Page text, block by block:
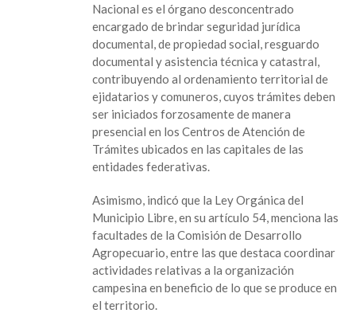
Nacional es el órgano desconcentrado
encargado de brindar seguridad jurídica
documental, de propiedad social, resguardo
documental y asistencia técnica y catastral,
contribuyendo al ordenamiento territorial de
ejidatarios y comuneros, cuyos trámites deben
ser iniciados forzosamente de manera
presencial en los Centros de Atención de
Trámites ubicados en las capitales de las
entidades federativas.
Asimismo, indicó que la Ley Orgánica del
Municipio Libre, en su artículo 54, menciona las
facultades de la Comisión de Desarrollo
Agropecuario, entre las que destaca coordinar
actividades relativas a la organización
campesina en beneficio de lo que se produce en
el territorio.